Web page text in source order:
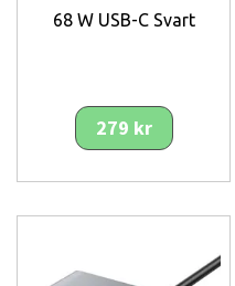
68 W USB-C Svart
279 kr